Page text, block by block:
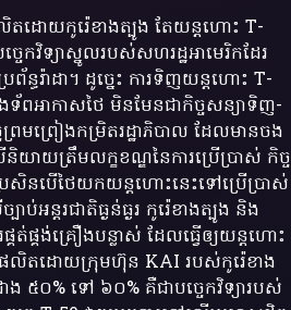
តដោយកូរ៉េខាងត្បូង តែយន្តហោះ T-
េកវិទ្យាស្នូលរបស់សហរដ្ឋអាមេរិកដែរ
ន្ធរ៉ាដា។ ដូច្នេះ ការទិញយន្តហោះ T-
ទ័ពអាកាសថៃ មិនមែនជាកិច្ចសន្យាទិញ-
ព្រមព្រៀងកម្រិតរដ្ឋាភិបាល ដែលមានចង
យាយត្រឹមលក្ខខណ្ឌនៃការប្រើប្រាស់ កិច្ច
សិនបើថៃយកយន្តហោះនេះទៅប្រើប្រាស់
ប់អន្តរជាតិធ្ងន់ធ្ងរ កូរ៉េខាងត្បូង និង
ផ្គត់ផ្គង់គ្រឿងបន្លាស់ ដែលធ្វើឲ្យយន្តហោះ
លិតដោយក្រុមហ៊ុន KAI របស់កូរ៉េខាង
ង ៥០% ទៅ ៦០% គឺជាបច្ចេកវិទ្យារបស់